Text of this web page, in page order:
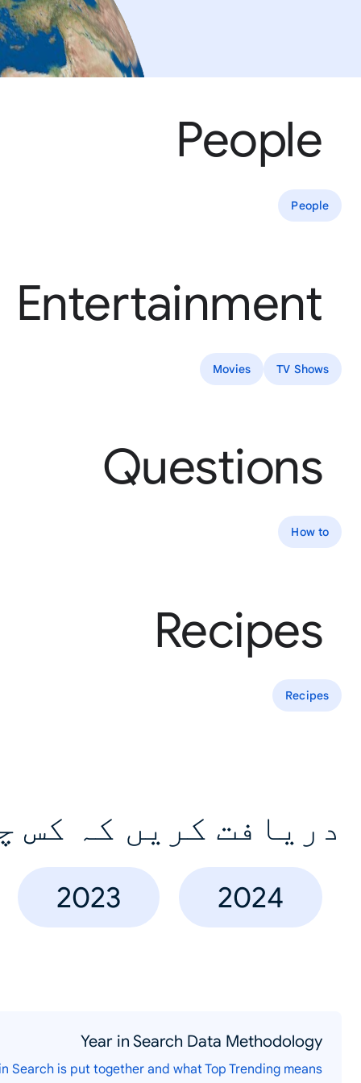
People
People
Entertainment
TV Shows
Movies
Questions
How to
Recipes
Recipes
دریافت کریں کہ کس
2024
2023
Year in Search Data Methodology
Search is put together and what Top Trending means.